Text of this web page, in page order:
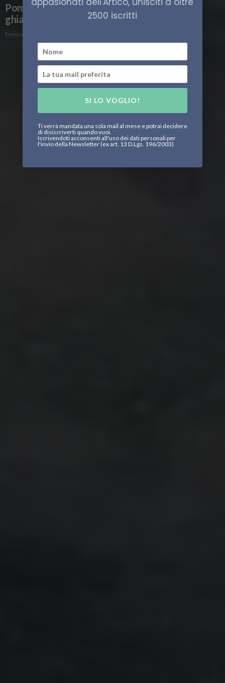
Pompare acqua in superficie per rafforzare il
ghiaccio. Semplice, ma efficace?
Enrico Peschiera
2500 iscritti
SI LO VOGLIO!
Ti verrà mandata una sola mail al mese e potrai decidere
di disiscriverti quando vuoi.
Iscrivendoti acconsenti all'uso dei dati personali per
l'invio della Newsletter (ex art. 13 D.Lgs. 196/2003)